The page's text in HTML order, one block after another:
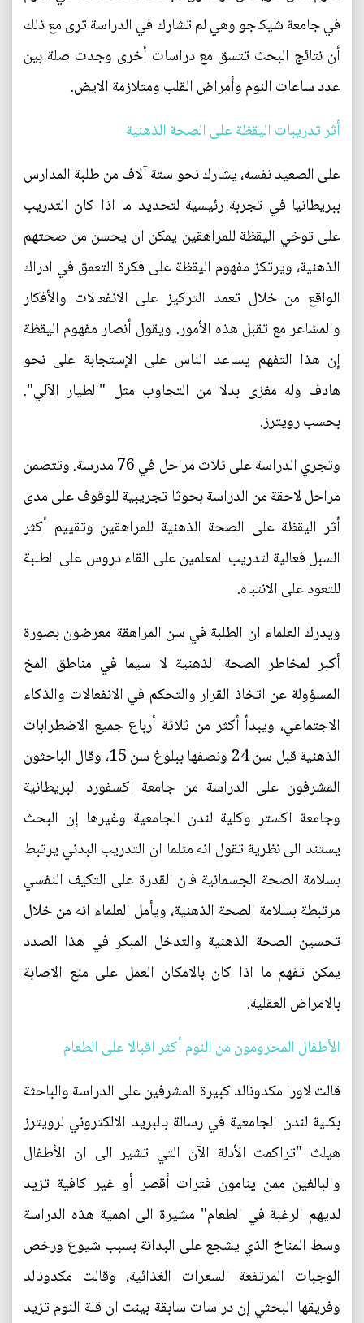
في جامعة شيكاجو وهي لم تشارك في الدراسة ترى مع ذلك
أن نتائج البحث تتسق مع دراسات أخرى وجدت صلة بين
عدد ساعات النوم وأمراض القلب ومتلازمة الايض.
أثر تدريبات اليقظة على الصحة الذهنية
على الصعيد نفسه، يشارك نحو ستة آلاف من طلبة المدارس
ببريطانيا في تجربة رئيسية لتحديد ما اذا كان التدريب
على توخي اليقظة للمراهقين يمكن ان يحسن من صحتهم
الذهنية، ويرتكز مفهوم اليقظة على فكرة التعمق في ادراك
الواقع من خلال تعمد التركيز على الانفعالات والأفكار
والمشاعر مع تقبل هذه الأمور. ويقول أنصار مفهوم اليقظة
إن هذا التفهم يساعد الناس على الإستجابة على نحو
هادف وله مغزى بدلا من التجاوب مثل "الطيار الآلي".
بحسب رويترز.
وتجري الدراسة على ثلاث مراحل في 76 مدرسة. وتتضمن
مراحل لاحقة من الدراسة بحوثا تجريبية للوقوف على مدى
أثر اليقظة على الصحة الذهنية للمراهقين وتقييم أكثر
السبل فعالية لتدريب المعلمين على القاء دروس على الطلبة
للتعود على الانتباه.
ويدرك العلماء ان الطلبة في سن المراهقة معرضون بصورة
أكبر لمخاطر الصحة الذهنية لا سيما في مناطق المخ
المسؤولة عن اتخاذ القرار والتحكم في الانفعالات والذكاء
الاجتماعي، ويبدأ أكثر من ثلاثة أرباع جميع الاضطرابات
الذهنية قبل سن 24 ونصفها ببلوغ سن 15، وقال الباحثون
المشرفون على الدراسة من جامعة اكسفورد البريطانية
وجامعة اكستر وكلية لندن الجامعية وغيرها إن البحث
يستند الى نظرية تقول انه مثلما ان التدريب البدني يرتبط
بسلامة الصحة الجسمانية فان القدرة على التكيف النفسي
مرتبطة بسلامة الصحة الذهنية، ويأمل العلماء انه من خلال
تحسين الصحة الذهنية والتدخل المبكر في هذا الصدد
يمكن تفهم ما اذا كان بالامكان العمل على منع الاصابة
بالامراض العقلية.
الأطفال المحرومون من النوم أكثر اقبالا على الطعام
قالت لاورا مكدونالد كبيرة المشرفين على الدراسة والباحثة
بكلية لندن الجامعية في رسالة بالبريد الالكتروني لرويترز
هيلث "تراكمت الأدلة الآن التي تشير الى ان الأطفال
والبالغين ممن ينامون فترات أقصر أو غير كافية تزيد
لديهم الرغبة في الطعام" مشيرة الى اهمية هذه الدراسة
وسط المناخ الذي يشجع على البدانة بسبب شيوع ورخص
الوجبات المرتفعة السعرات الغذائية، وقالت مكدونالد
وفريقها البحثي إن دراسات سابقة بينت ان قلة النوم تزيد